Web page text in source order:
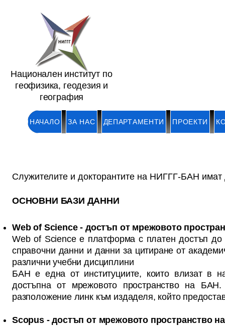
Национален институт по
геофизика, геодезия и
география
НАЧАЛО ЗА НАС ДЕПАРТАМЕНТИ ПРОЕКТИ
Служителите и докторантите на НИГГГ-БАН
ОСНОВНИ БАЗИ ДАННИ
Web of Science - достъп от мрежовото
Web of Scienceе платформа с платен достъп до
справочни данни и данни за цитиране от
различни учебни дисциплини
БАН е една от институциите, които влизат в
достъпна от мрежовото пространство на
разположение линк към издаделя, който
Scopus - достъп от мрежовото пространство